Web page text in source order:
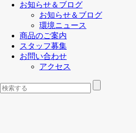
お知らせ＆ブログ
お知らせ＆ブログ
環境ニュース
商品のご案内
スタッフ募集
お問い合わせ
アクセス